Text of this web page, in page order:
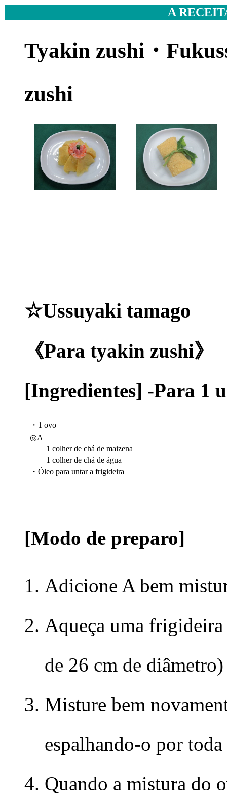
A
Tyakin zushi・
zushi
☆Ussuyaki tamago
《Para tyakin zushi》
[Ingredientes] -Para
・1 ovo
◎A
1 colher de chá de maizena
1 colher de chá de água
・Óleo para untar a frigideira
[Modo de preparo]
Adicione A bem
Aqueça uma frigideira
de 26 cm de
Misture bem
espalhando-o por
Quando a mistura do